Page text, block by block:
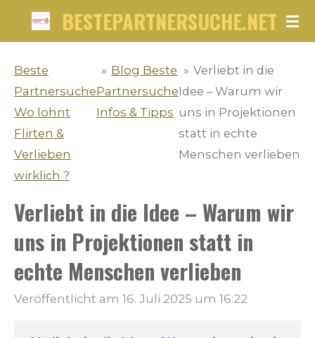
BESTEPARTNERSUCHE.NET
Beste
Partnersuche
Wo lohnt
Flirten &
Verlieben
wirklich ?
» Blog Beste
Partnersuche
Infos & Tipps
» Verliebt in die
Idee – Warum wir
uns in Projektionen
statt in echte
Menschen verlieben
Verliebt in die Idee – Warum wir
uns in Projektionen statt in
echte Menschen verlieben
Veröffentlicht am 16. Juli 2025 um 16:22